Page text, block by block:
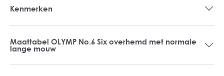
Kenmerken
Maattabel OLYMP No.6 Six overhemd met normale
lange mouw